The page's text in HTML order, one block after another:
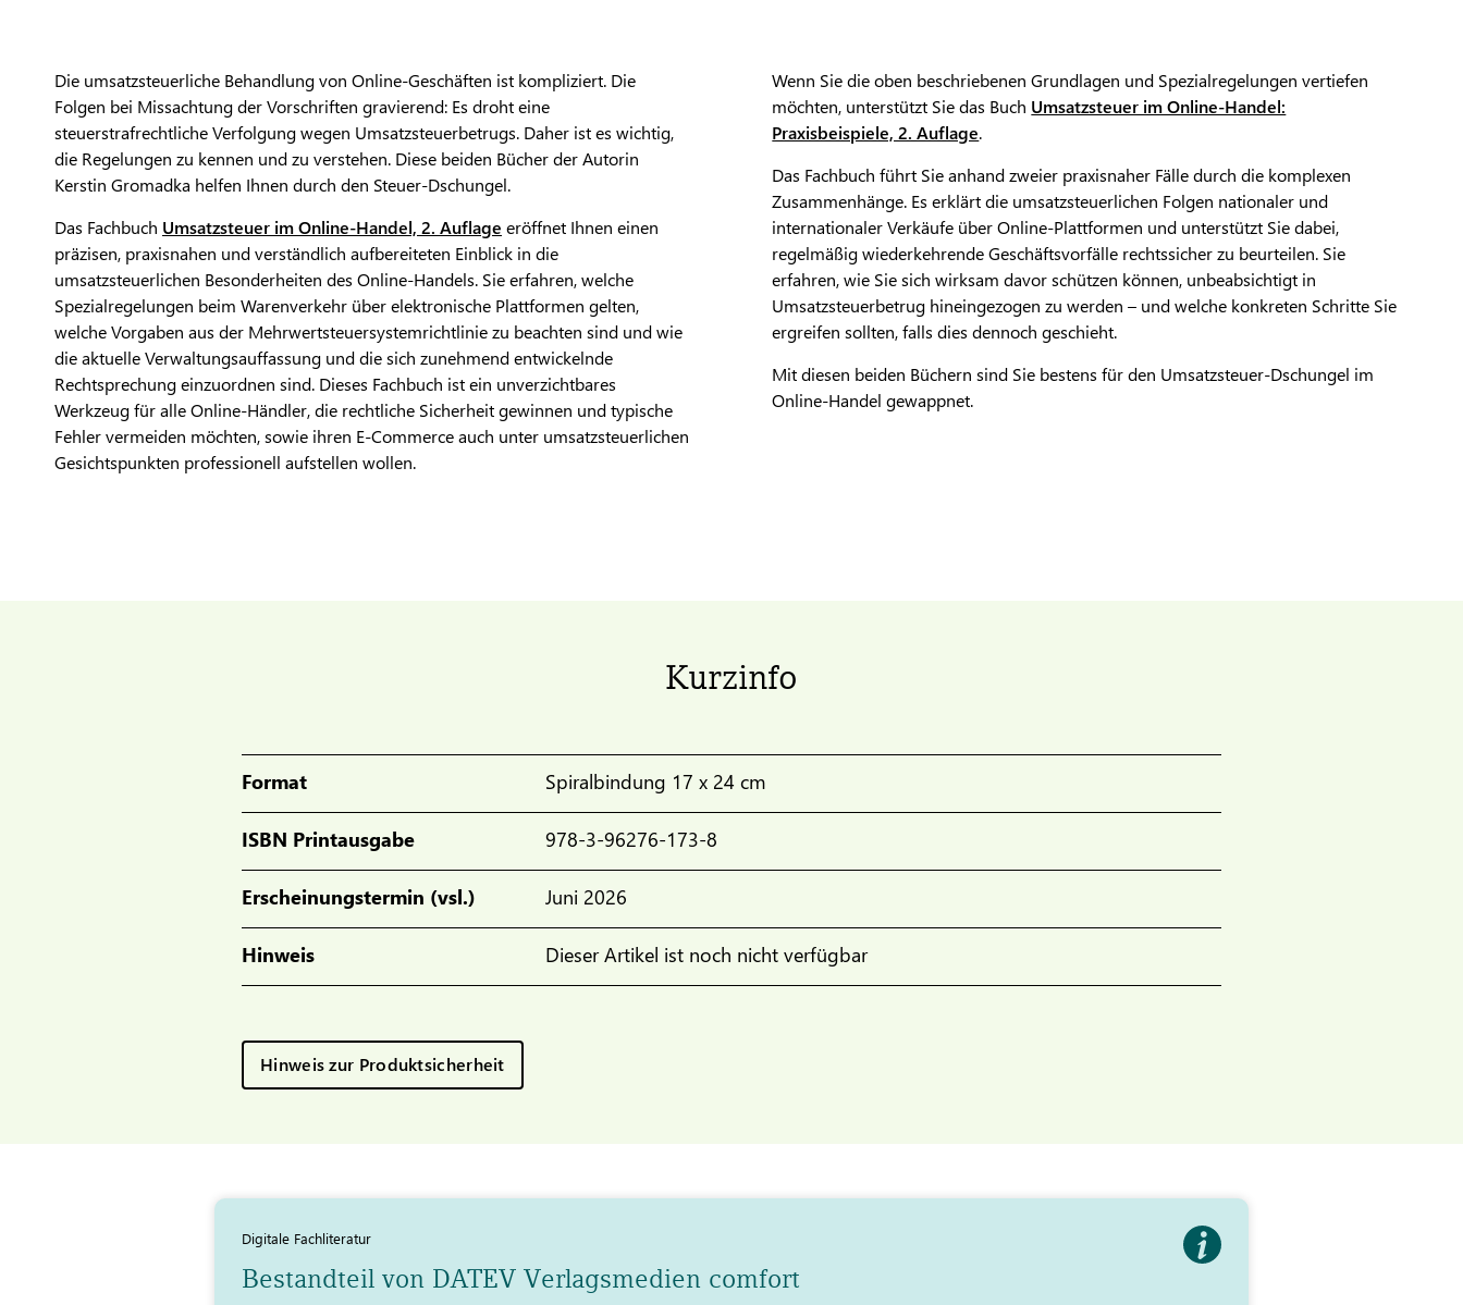
Die umsatzsteuerliche Behandlung von Online-Geschäften ist kompliziert. Die
Folgen bei Missachtung der Vorschriften gravierend: Es droht eine
steuerstrafrechtliche Verfolgung wegen Umsatzsteuerbetrugs. Daher ist es wichtig,
die Regelungen zu kennen und zu verstehen. Diese beiden Bücher der Autorin
Kerstin Gromadka helfen Ihnen durch den Steuer-Dschungel.
Das Fachbuch Umsatzsteuer im Online-Handel, 2. Auflage eröffnet Ihnen einen
präzisen, praxisnahen und verständlich aufbereiteten Einblick in die
umsatzsteuerlichen Besonderheiten des Online-Handels. Sie erfahren, welche
Spezialregelungen beim Warenverkehr über elektronische Plattformen gelten,
welche Vorgaben aus der Mehrwertsteuersystemrichtlinie zu beachten sind und wie
die aktuelle Verwaltungsauffassung und die sich zunehmend entwickelnde
Rechtsprechung einzuordnen sind. Dieses Fachbuch ist ein unverzichtbares
Werkzeug für alle Online-Händler, die rechtliche Sicherheit gewinnen und typische
Fehler vermeiden möchten, sowie ihren E-Commerce auch unter umsatzsteuerlichen
Gesichtspunkten professionell aufstellen wollen.
Wenn Sie die oben beschriebenen Grundlagen und Spezialregelungen vertiefen
möchten, unterstützt Sie das Buch Umsatzsteuer im Online-Handel:
Praxisbeispiele, 2. Auflage.
Das Fachbuch führt Sie anhand zweier praxisnaher Fälle durch die komplexen
Zusammenhänge. Es erklärt die umsatzsteuerlichen Folgen nationaler und
internationaler Verkäufe über Online-Plattformen und unterstützt Sie dabei,
regelmäßig wiederkehrende Geschäftsvorfälle rechtssicher zu beurteilen. Sie
erfahren, wie Sie sich wirksam davor schützen können, unbeabsichtigt in
Umsatzsteuerbetrug hineingezogen zu werden – und welche konkreten Schritte Sie
ergreifen sollten, falls dies dennoch geschieht.
Mit diesen beiden Büchern sind Sie bestens für den Umsatzsteuer-Dschungel im
Online-Handel gewappnet.
Kurzinfo
Format Spiralbindung 17 x 24 cm
ISBN Printausgabe 978-3-96276-173-8
Erscheinungstermin (vsl.) Juni 2026
Hinweis Dieser Artikel ist noch nicht verfügbar
Hinweis zur Produktsicherheit
Digitale Fachliteratur
Bestandteil von DATEV Verlagsmedien comfort